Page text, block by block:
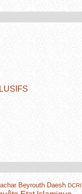
Beyrouth Daesh DCRI